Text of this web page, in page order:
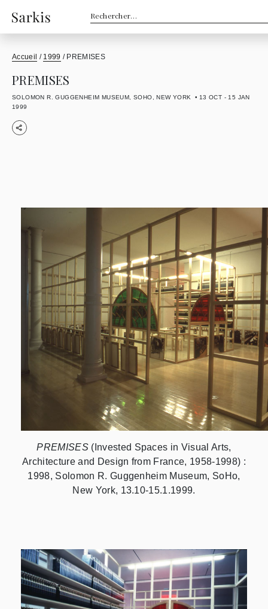
Rechercher :
Accueil / 1999 / PREMISES
PREMISES
SOLOMON R. GUGGENHEIM MUSEUM, SOHO, NEW YORK
13 OCT - 15 JAN
1999
PREMISES (Invested Spaces in Visual Arts,
Architecture and Design from France, 1958-1998) :
1998, Solomon R. Guggenheim Museum, SoHo,
New York, 13.10-15.1.1999.